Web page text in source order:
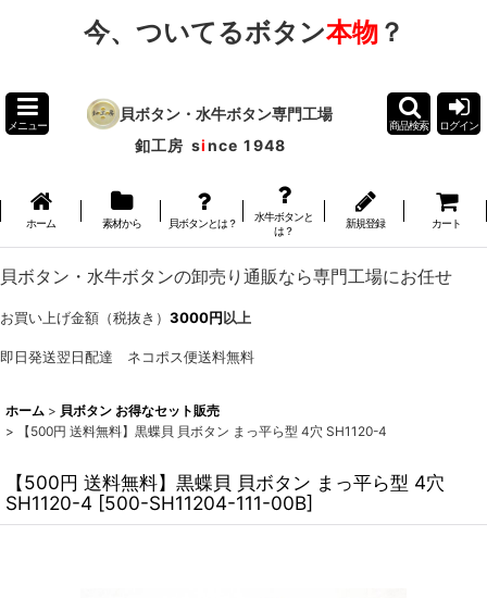
今、ついてるボタン本物？
メニュー
貝ボタン・水牛ボタン専門工場
釦工房 since 1948
商品検索 ログイン
ホーム 素材から 貝ボタンとは？
水牛ボタンと
は？
新規登録 カート
貝ボタン・水牛ボタンの卸売り通販なら専門工場にお任せ
お買い上げ金額（税抜き） 3000円以上
即日発送翌日配達 ネコポス便送料無料
ホーム > 貝ボタン お得なセット販売
>
【500円 送料無料】黒蝶貝 貝ボタン まっ平ら型 4穴 SH1120-4
【500円 送料無料】黒蝶貝 貝ボタン まっ平ら型 4穴
SH1120-4 [500-SH11204-111-00B]